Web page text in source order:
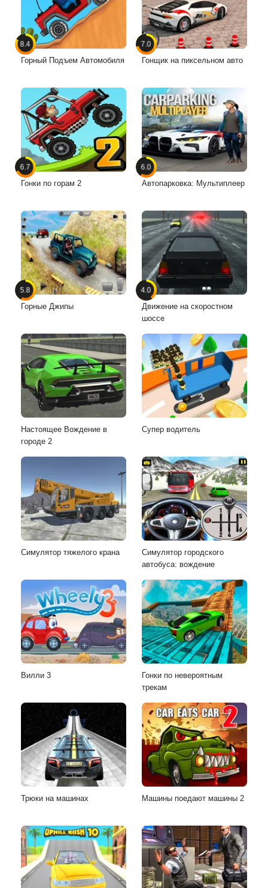
8.4
Горный Подъем Автомобиля
7.0
Гонщик на пиксельном авто
6.7
Гонки по горам 2
6.0
Автопарковка: Мультиплеер
5.8
Горные Джипы
4.0
Движение на скоростном
шоссе
Настоящее Вождение в
городе 2
Супер водитель
Симулятор тяжелого крана
Симулятор городского
автобуса: вождение
Вилли 3
Гонки по невероятным
трекам
Трюки на машинах Машины поедают машины 2